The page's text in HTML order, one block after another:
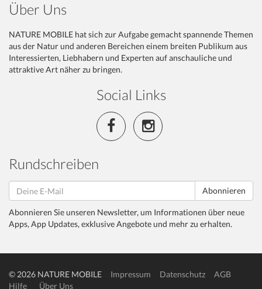
Über Uns
NATURE MOBILE hat sich zur Aufgabe gemacht spannende Themen
aus der Natur und anderen Bereichen einem breiten Publikum aus
Interessierten, Liebhabern und Experten auf anschauliche und
attraktive Art näher zu bringen.
Social Links
Rundschreiben
Abonnieren
Abonnieren Sie unseren Newsletter, um Informationen über neue
Apps, App Updates, exklusive Angebote und mehr zu erhalten.
© 2026 NATURE MOBILE Impressum Datenschutz
AGB
Hilfe
Über Uns